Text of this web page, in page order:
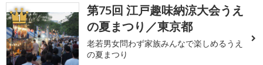
1
第75回 江戸趣味納涼大会うえ
の夏まつり／東京都
老若男女問わず家族みんなで楽しめるうえ
の夏まつり